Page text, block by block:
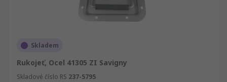
Skladem
Rukojeť, Ocel 41305 ZI Savigny
Skladové číslo RS 237-5795